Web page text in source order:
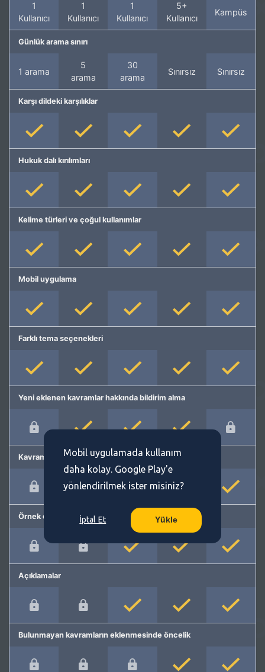
1
Kullanıcı
1
Kullanıcı
1
Kullanıcı
5+
Kullanıcı
Kampüs
Günlük arama sınırı
1 arama
5
arama
30
arama
Sınırsız Sınırsız
Karşı dildeki karşılıklar
Hukuk dalı kırılımları
Kelime türleri ve çoğul kullanımlar
Mobil uygulama
Farklı tema seçenekleri
Yeni eklenen kavramlar hakkında bildirim alma
Kavram önerme
Örnek cümleler
Açıklamalar
Bulunmayan kavramların eklenmesinde öncelik
Mobil uygulamada kullanım
daha kolay. Google Play'e
yönlendirilmek ister misiniz?
İptal Et Yükle